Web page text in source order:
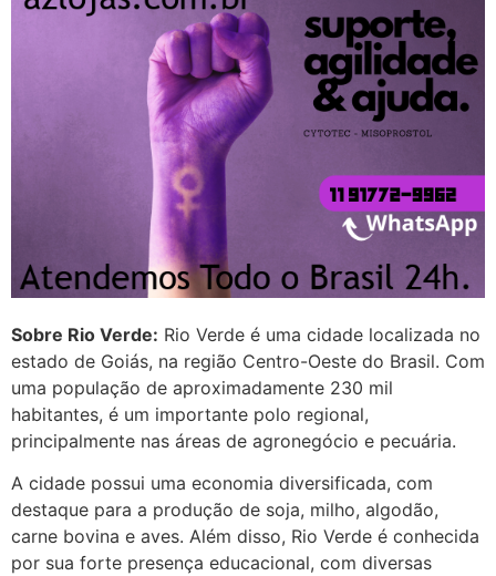
Sobre Rio Verde: Rio Verde é uma cidade localizada no
estado de Goiás, na região Centro-Oeste do Brasil. Com
uma população de aproximadamente 230 mil
habitantes, é um importante polo regional,
principalmente nas áreas de agronegócio e pecuária.
A cidade possui uma economia diversificada, com
destaque para a produção de soja, milho, algodão,
carne bovina e aves. Além disso, Rio Verde é conhecida
por sua forte presença educacional, com diversas
G (1199866**** em
http://www.proaborto.com)
Mulheres vocês sabem dizer
quem já tomou os remédio se
depois que para de menstruar
começa a sair um líquido
transparente, se é normal ?
22/05/2026 17:10:05
(879121**** em
http://www.proaborto.com)
Deve ser normal
22/05/2026 17:19:15
(879121**** em
http://www.proaborto.com)
Eu acho, não sei
22/05/2026 17:19:16